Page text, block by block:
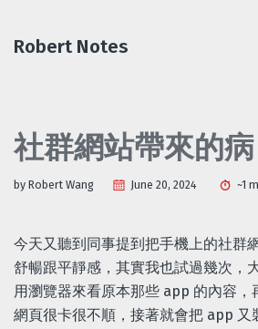
links
primary
content
footer
Robert Notes
社群網站帶來的病
by Robert Wang June 20, 2024 ~1
今天又聽到同事提到把手機上的社群
舒暢跟平靜感，其實我也試過幾次，
用瀏覽器來看原本那些 app 的內容，
網頁很卡很不順，接著就會把 app 又